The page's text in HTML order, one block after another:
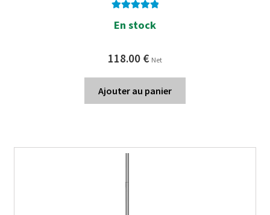
5
En stock
118.00 € Net
Ajouter au panier